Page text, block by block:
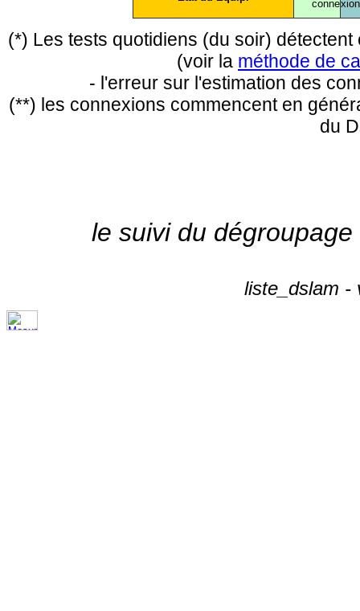
conne
(*) Les tests quotidiens (du soir)
(voir la méthode de
- l'erreur sur l'estimation des
(**) les connexions commencent en
du
le suivi du
liste_dslam -